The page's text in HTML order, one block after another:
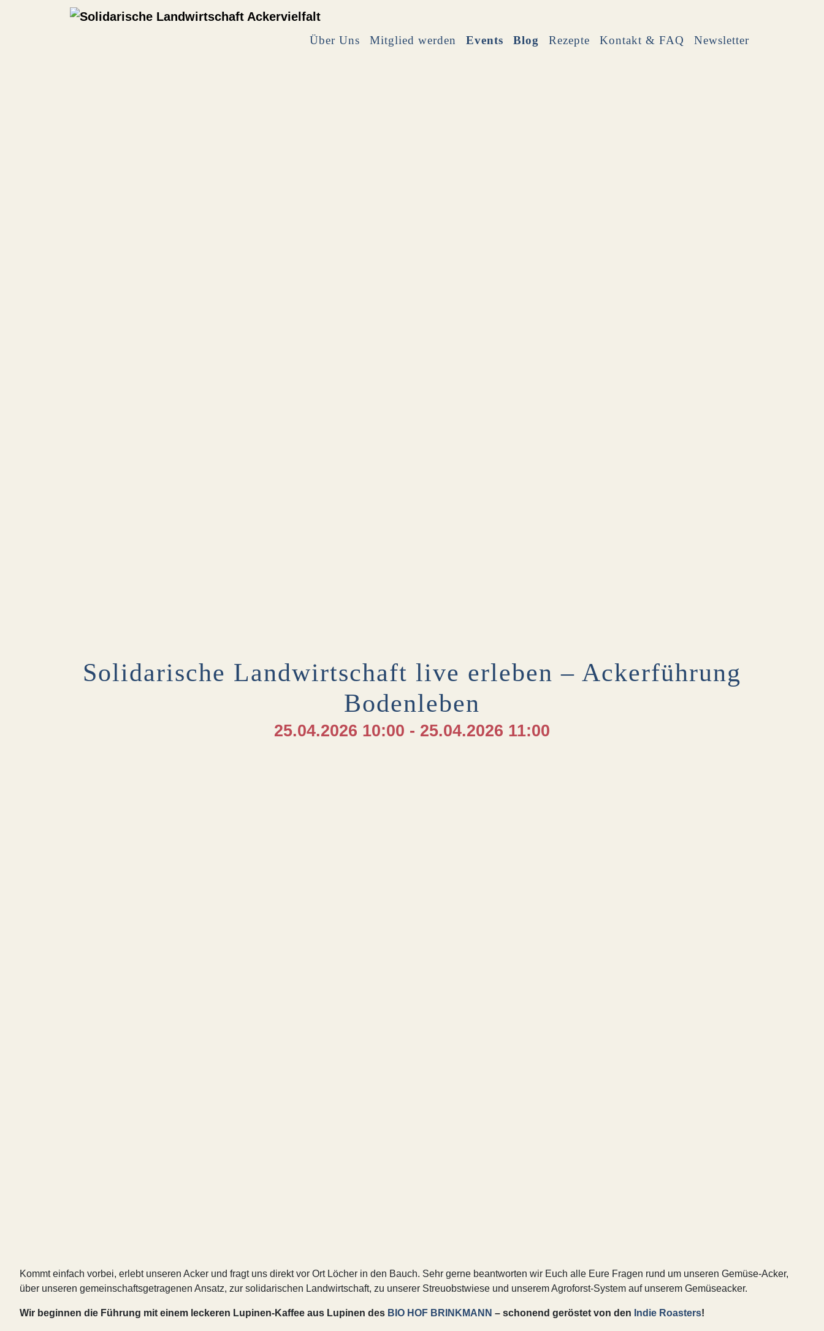
Über Uns Mitglied werden Events Blog Rezepte Kontakt & FAQ Newsletter
Solidarische Landwirtschaft live erleben – Ackerführung
Bodenleben
25.04.2026 10:00 - 25.04.2026 11:00
Kommt einfach vorbei, erlebt unseren Acker und fragt uns direkt vor Ort Löcher in den Bauch. Sehr gerne beantworten wir Euch alle Eure Fragen rund um unseren Gemüse-Acker,
über unseren gemeinschaftsgetragenen Ansatz, zur solidarischen Landwirtschaft, zu unserer Streuobstwiese und unserem Agroforst-System auf unserem Gemüseacker.
Wir beginnen die Führung mit einem leckeren Lupinen-Kaffee aus Lupinen des BIO HOF BRINKMANN – schonend geröstet von den Indie Roasters!